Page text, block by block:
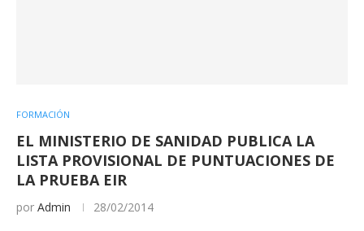
FORMACIÓN
EL MINISTERIO DE SANIDAD PUBLICA LA
LISTA PROVISIONAL DE PUNTUACIONES DE
LA PRUEBA EIR
por Admin 28/02/2014